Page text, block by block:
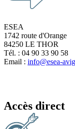
ESEA
1742 route d'Orange
84250 LE THOR
Tél. : 04 90 33 90 58
Email : info@esea-
Accès direct